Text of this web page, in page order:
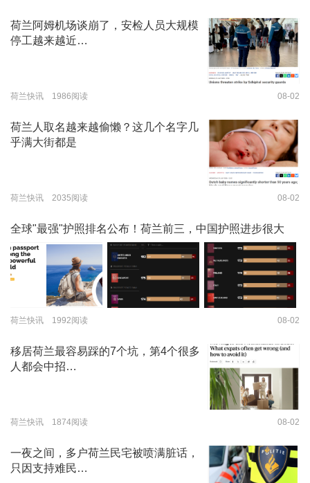
荷兰阿姆机场谈崩了，安检人员大规模
停工越来越近…
荷兰快讯 1986阅读 08-02
荷兰人取名越来越偷懒？这几个名字几
乎满大街都是
荷兰快讯 2035阅读 08-02
全球"最强"护照排名公布！荷兰前三，中国护照进步很大
荷兰快讯 1992阅读 08-02
移居荷兰最容易踩的7个坑，第4个很多
人都会中招…
荷兰快讯 1874阅读 08-02
一夜之间，多户荷兰民宅被喷满脏话，
只因支持难民…